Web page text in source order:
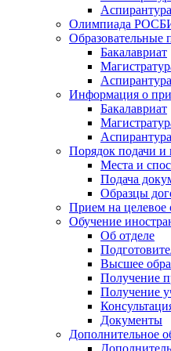
Аспирантура
Олимпиада
Образовательные
Бакалавриат
Аспирантура
Информация о
Бакалавриат
Аспирантура
Порядок подачи
Места и
Подача
Образцы
Прием на целевое
Обучение
Об отделе
Высшее
Получение
Получение
Документы
Дополнительное